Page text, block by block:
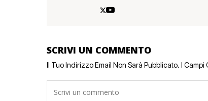
SCRIVI UN COMMENTO
Il Tuo Indirizzo Email Non Sarà Pubblicato. I Campi